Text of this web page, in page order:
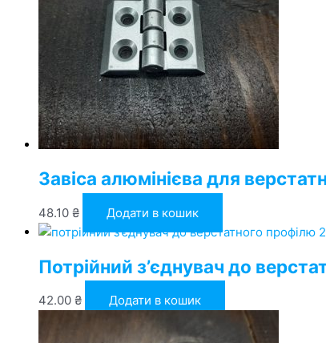
Завіса алюмінієва для
48.10 ₴ Додати в кошик
Потрійний з’єднувач до
42.00 ₴ Додати в кошик